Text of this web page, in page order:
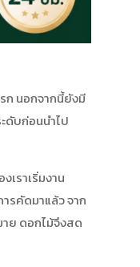
ก นอกจากนี้ยังมี
ดับก่อนนำไป
ราเริ่มงาน
รคัดมาแล้ว จาก
ย ดอกไม้จึงสด